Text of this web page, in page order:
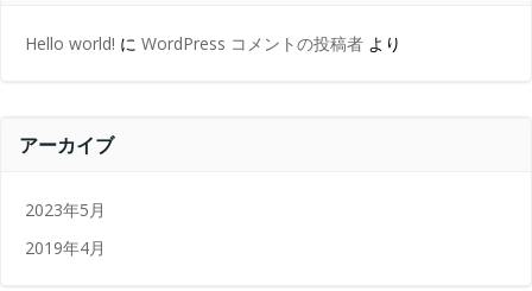
Hello world! に WordPress コメントの投稿者 より
アーカイブ
2023年5月
2019年4月